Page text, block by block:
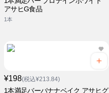
アサヒG食品
1本
¥198(税込¥213.84)
1本満足バーバナナベイク アサヒグ